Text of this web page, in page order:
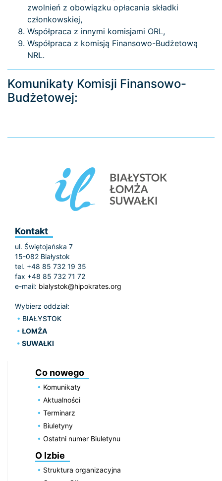
zwolnień z obowiązku opłacania składki
członkowskiej,
Współpraca z innymi komisjami ORL,
Współpraca z komisją Finansowo-Budżetową
NRL.
Komunikaty Komisji Finansowo-
Budżetowej:
Kontakt
ul. Świętojańska 7
15-082 Białystok
tel. +48 85 732 19 35
fax +48 85 732 71 72
e-mail: bialystok@hipokrates.org
Wybierz oddział:
BIAŁYSTOK
ŁOMŻA
SUWAŁKI
Co nowego
Komunikaty
Aktualności
Terminarz
Biuletyny
Ostatni numer Biuletynu
O Izbie
Struktura organizacyjna